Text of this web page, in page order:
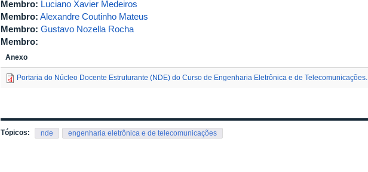
Membro: Luciano Xavier Medeiros
Membro: Alexandre Coutinho Mateus
Membro: Gustavo Nozella Rocha
Membro:
Anexo
Portaria do Núcleo Docente Estruturante (NDE) do Curso de Engenharia Eletrônica e de Telecomunicações.
Tópicos: nde engenharia eletrônica e de telecomunicações